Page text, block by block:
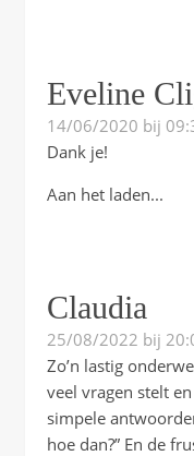
Eveline
14/06/2020 bij
Dank je!
Aan het laden...
Claudia
25/08/2022 bij
Zo’n lastig
veel vragen stelt
simpele
hoe dan?” En de